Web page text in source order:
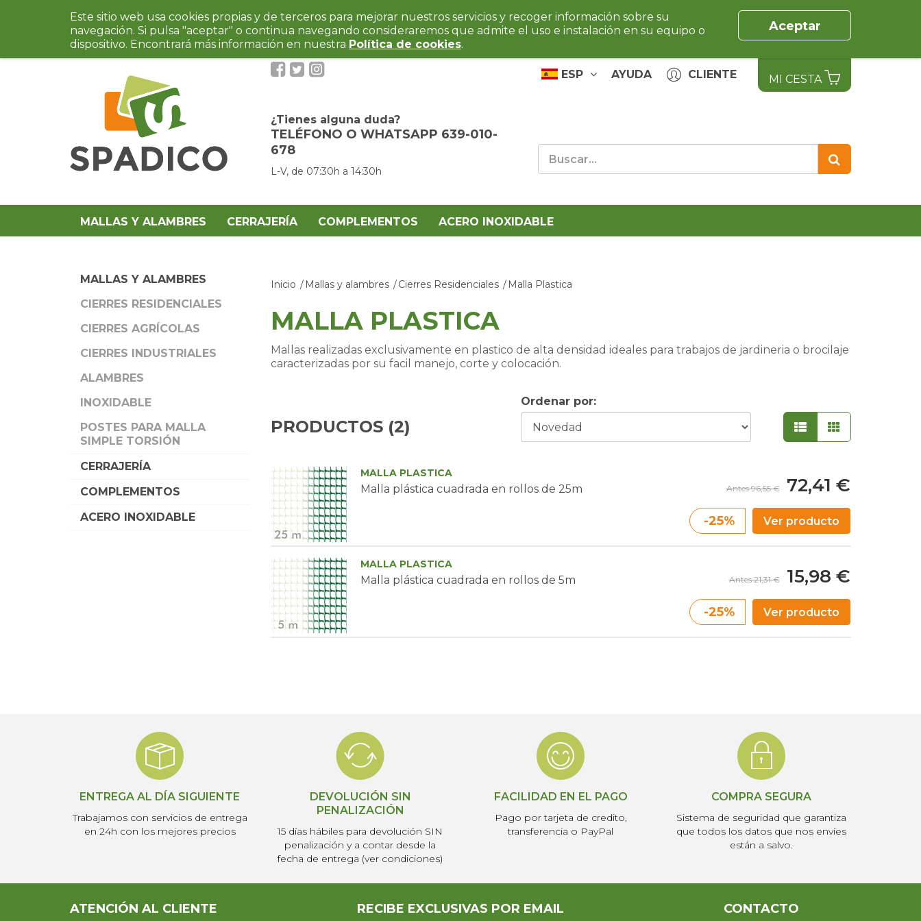
ESP AYUDA CLIENTE MI CESTA
¿Tienes alguna duda?
TELÉFONO O WHATSAPP 639-010-
678
L-V, de 07:30h a 14:30h
MALLAS Y ALAMBRES CERRAJERÍA COMPLEMENTOS ACERO INOXIDABLE
MALLAS Y ALAMBRES
CIERRES RESIDENCIALES
CIERRES AGRÍCOLAS
CIERRES INDUSTRIALES
ALAMBRES
INOXIDABLE
POSTES PARA MALLA
SIMPLE TORSIÓN
CERRAJERÍA
COMPLEMENTOS
ACERO INOXIDABLE
Inicio Mallas y alambres Cierres Residenciales Malla Plastica
MALLA PLASTICA
Mallas realizadas exclusivamente en plastico de alta densidad ideales para trabajos de jardineria o brocilaje
caracterizadas por su facil manejo, corte y colocación.
PRODUCTOS (2)
Ordenar por:
MALLA PLASTICA
Malla plástica cuadrada en rollos de 25m Antes 96,55 € 72,41 €
Ver producto
-25%
MALLA PLASTICA
Malla plástica cuadrada en rollos de 5m Antes 21,31 € 15,98 €
Ver producto
-25%
ENTREGA AL DÍA SIGUIENTE
Trabajamos con servicios de entrega
en 24h con los mejores precios
DEVOLUCIÓN SIN
PENALIZACIÓN
15 días hábiles para devolución SIN
penalización y a contar desde la
fecha de entrega (ver condiciones)
FACILIDAD EN EL PAGO
Pago por tarjeta de credito,
transferencia o PayPal
COMPRA SEGURA
Sistema de seguridad que garantiza
que todos los datos que nos envíes
están a salvo.
ATENCIÓN AL CLIENTE RECIBE EXCLUSIVAS POR EMAIL CONTACTO
Este sitio web usa cookies propias y de terceros para mejorar nuestros servicios y recoger información sobre su
navegación. Si pulsa "aceptar" o continua navegando consideraremos que admite el uso e instalación en su equipo o
dispositivo. Encontrará más información en nuestra Política de cookies.
Aceptar